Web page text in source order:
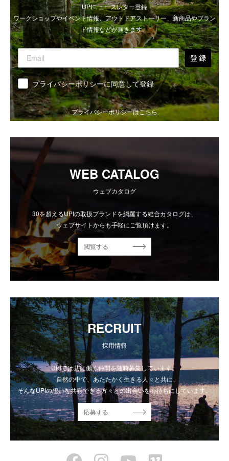
UPIニュースレター登録
ワークショップやイベント情報、アウトドアストーリー、新商品やブラン
ド情報などが届きます。
登 録
同意 プライバシーポリシーに同意して登録
プライバシーポリシーはこちら
WEB CATALOG
ウェブカタログ
30を超えるUPIの取扱ブランドを網羅する総合カタログは、
ウェブサイトからも手軽にご覧頂けます。
閲覧する
RECRUIT
採用情報
UPIでは共に働く仲間を随時募集しています。
「自然の中で、あたたかく生きる人々と共に」
そんなUPIの想いを共有できる方々との出会いを心待ちにしています。
応募する